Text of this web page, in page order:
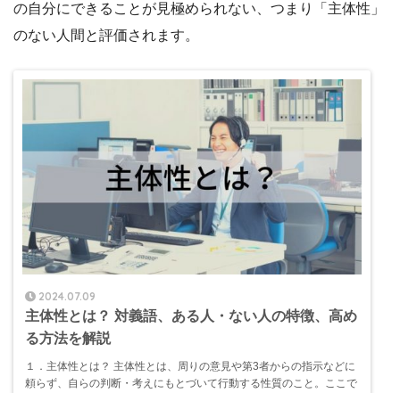
の自分にできることが見極められない、つまり「主体性」
のない人間と評価されます。
2024.07.09
主体性とは？ 対義語、ある人・ない人の特徴、高め
る方法を解説
１．主体性とは？ 主体性とは、周りの意見や第3者からの指示などに
頼らず、自らの判断・考えにもとづいて行動する性質のこと。ここで